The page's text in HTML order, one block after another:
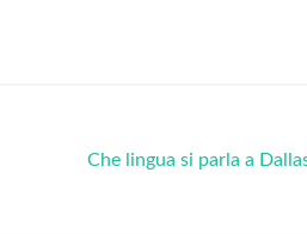
Che lingua si parla a